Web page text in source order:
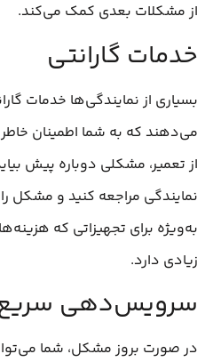
از مشکلات بعدی کمک می‌کند.
خدمات گارانتی
بسیاری از نمایندگی‌ها خدمات
می‌دهند که به شما اطمینان
از تعمیر، مشکلی دوباره پیش
نمایندگی مراجعه کنید و مشکل
به‌ویژه برای تجهیزاتی که
زیادی دارد.
سرویس‌دهی
در صورت بروز مشکل، شما